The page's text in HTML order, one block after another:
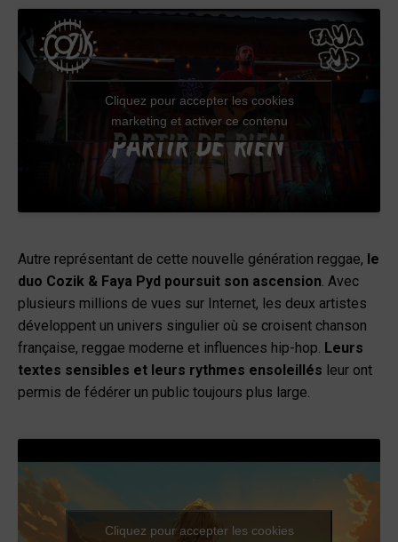
Cliquez pour accepter les cookies
marketing et activer ce contenu
Autre représentant de cette nouvelle génération reggae, le
duo Cozik & Faya Pyd poursuit son ascension. Avec
plusieurs millions de vues sur Internet, les deux artistes
développent un univers singulier où se croisent chanson
française, reggae moderne et influences hip-hop. Leurs
textes sensibles et leurs rythmes ensoleillés leur ont
permis de fédérer un public toujours plus large.
Cliquez pour accepter les cookies